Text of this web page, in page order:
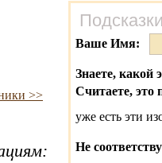
>>
Ваше Имя:
Знаете, какой
Считаете, это
уже есть эти
Не